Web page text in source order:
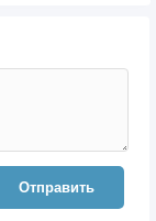
Отправить